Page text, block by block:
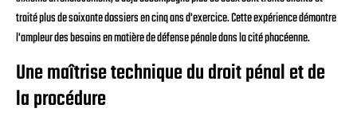
traité plus de soixante dossiers en cinq ans d'exercice. Cette expérience démontre
l'ampleur des besoins en matière de défense pénale dans la cité phocéenne.
Une maîtrise technique du droit pénal et de
la procédure